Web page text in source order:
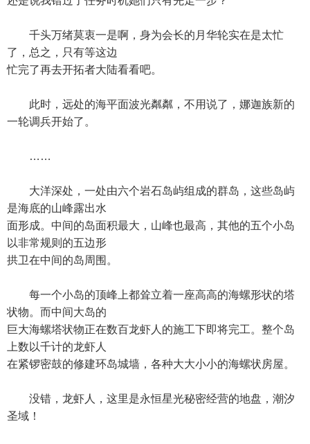
千头万绪莫衷一是啊，身为会长的月华轮实在是太忙
了，总之，只有等这边
忙完了再去开拓者大陆看看吧。
此时，远处的海平面波光粼粼，不用说了，娜迦族新的
一轮调兵开始了。
……
大洋深处，一处由六个岩石岛屿组成的群岛，这些岛屿
是海底的山峰露出水
面形成。中间的岛面积最大，山峰也最高，其他的五个小岛
以非常规则的五边形
拱卫在中间的岛周围。
每一个小岛的顶峰上都耸立着一座高高的海螺形状的塔
状物。而中间大岛的
巨大海螺塔状物正在数百龙虾人的施工下即将完工。整个岛
上数以千计的龙虾人
在紧锣密鼓的修建环岛城墙，各种大大小小的海螺状房屋。
没错，龙虾人，这里是永恒星光秘密经营的地盘，潮汐
圣域！